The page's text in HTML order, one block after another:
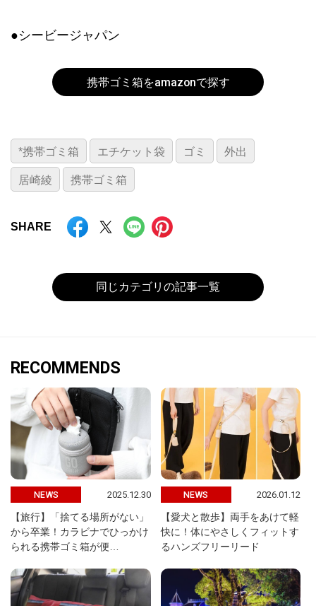
●シービージャパン
携帯ゴミ箱をamazonで探す
*携帯ゴミ箱 エチケット袋 ゴミ 外出
居崎綾 携帯ゴミ箱
SHARE
同じカテゴリの記事一覧
RECOMMENDS
NEWS 2025.12.30
【旅行】「捨てる場所がない」
から卒業！カラビナでひっかけ
られる携帯ゴミ箱が便…
NEWS 2026.01.12
【愛犬と散歩】両手をあけて軽
快に！体にやさしくフィットす
るハンズフリーリード